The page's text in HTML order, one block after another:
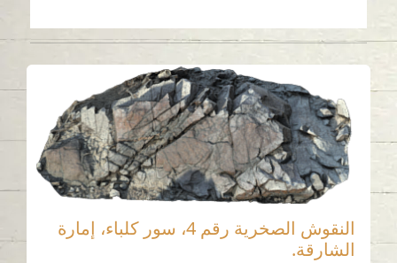
النقوش الصخرية رقم 4، سور كلباء، إمارة
الشارقة.